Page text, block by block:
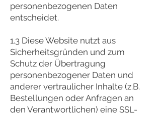
personenbezogenen Daten
entscheidet.
1.3 Diese Website nutzt aus
Sicherheitsgründen und zum
Schutz der Übertragung
personenbezogener Daten und
anderer vertraulicher Inhalte (z.B.
Bestellungen oder Anfragen an
den Verantwortlichen) eine SSL-